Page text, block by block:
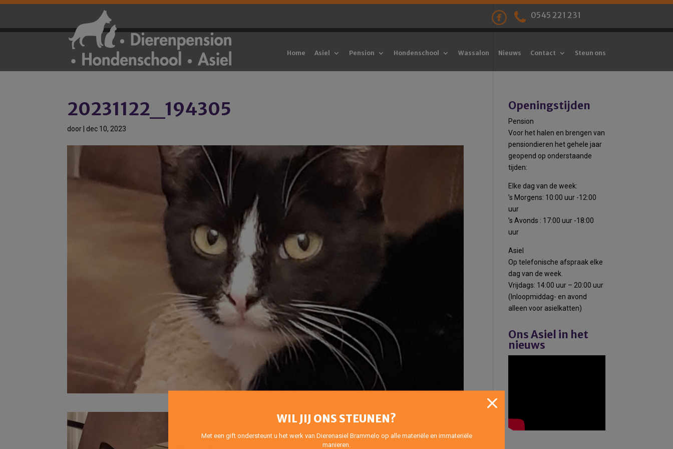
0545 221 231
Home Asiel Pension Hondenschool Wassalon Nieuws Contact Steun ons
20231122_194305
door dec 10, 2023
Openingstijden
Pension
Voor het halen en brengen van
pensiondieren het gehele jaar
geopend op onderstaande
tijden:
Elke dag van de week:
’s Morgens: 10:00 uur -12:00
uur
’s Avonds : 17:00 uur -18:00
uur
Asiel
Op telefonische afspraak elke
dag van de week.
Vrijdags: 14:00 uur – 20:00 uur
(Inloopmiddag- en avond
alleen voor asielkatten)
Ons Asiel in het
nieuws
WIL JIJ ONS STEUNEN?
Met een gift ondersteunt u het werk van Dierenasiel Brammelo op alle materiële en immateriële
manieren.